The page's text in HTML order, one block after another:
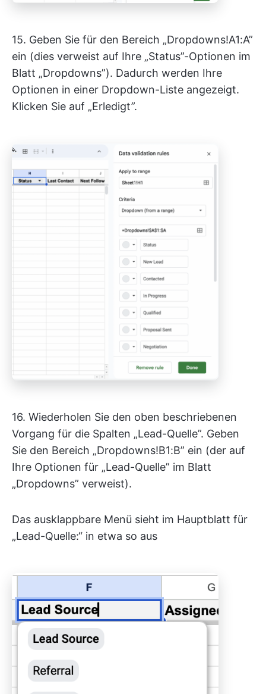
15. Geben Sie für den Bereich „Dropdowns!A1:A”
ein (dies verweist auf Ihre „Status”-Optionen im
Blatt „Dropdowns”). Dadurch werden Ihre
Optionen in einer Dropdown-Liste angezeigt.
Klicken Sie auf „Erledigt”.
16. Wiederholen Sie den oben beschriebenen
Vorgang für die Spalten „Lead-Quelle”. Geben
Sie den Bereich „Dropdowns!B1:B” ein (der auf
Ihre Optionen für „Lead-Quelle” im Blatt
„Dropdowns” verweist).
Das ausklappbare Menü sieht im Hauptblatt für
„Lead-Quelle:“ in etwa so aus